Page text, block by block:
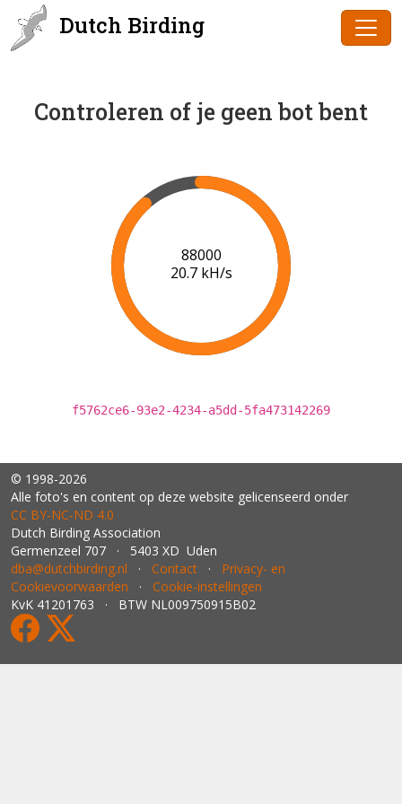
Dutch Birding
Controleren of je geen bot bent
89000
20.7 kH/s
f5762ce6-93e2-4234-a5dd-5fa473142269
© 1998-2026
Alle foto's en content op deze website gelicenseerd onder
CC BY‑NC‑ND 4.0
Dutch Birding Association
Germenzeel 707 · 5403 XD Uden
dba@dutchbirding.nl · Contact · Privacy- en
Cookievoorwaarden · Cookie-instellingen
KvK 41201763 · BTW NL009750915B02